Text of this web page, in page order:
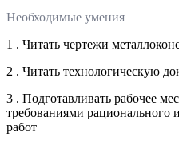
Необходимые умения
1 . Читать чертежи
2 . Читать технологическую
3 . Подготавливать рабочее
требованиями рационального
работ